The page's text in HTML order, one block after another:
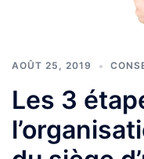
AOÛT 25, 2019
Les 3